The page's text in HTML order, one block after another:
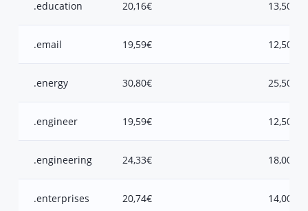
.education 20,16€ 13,50€
.email 19,59€ 12,50€
.energy 30,80€ 25,50€
.engineer 19,59€ 12,50€
.engineering 24,33€ 18,00€
.enterprises 20,74€ 14,00€